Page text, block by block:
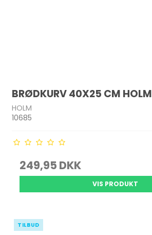
BRØDKURV 40X25 CM HOLM
HOLM
10685
249,95 DKK
VIS PRODUKT
TILBUD